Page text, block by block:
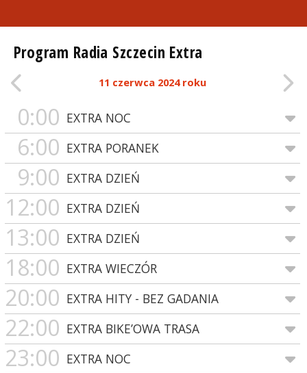
Program Radia Szczecin Extra
11 czerwca 2024 roku
0:00 EXTRA NOC
6:00 EXTRA PORANEK
9:00 EXTRA DZIEŃ
12:00 EXTRA DZIEŃ
13:00 EXTRA DZIEŃ
18:00 EXTRA WIECZÓR
20:00 EXTRA HITY - BEZ GADANIA
22:00 EXTRA BIKE’OWA TRASA
23:00 EXTRA NOC